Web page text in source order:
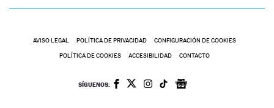
AVISO LEGAL POLÍTICA DE PRIVACIDAD CONFIGURACIÓN DE COOKIES
POLÍTICA DE COOKIES ACCESIBILIDAD CONTACTO
SÍGUENOS: